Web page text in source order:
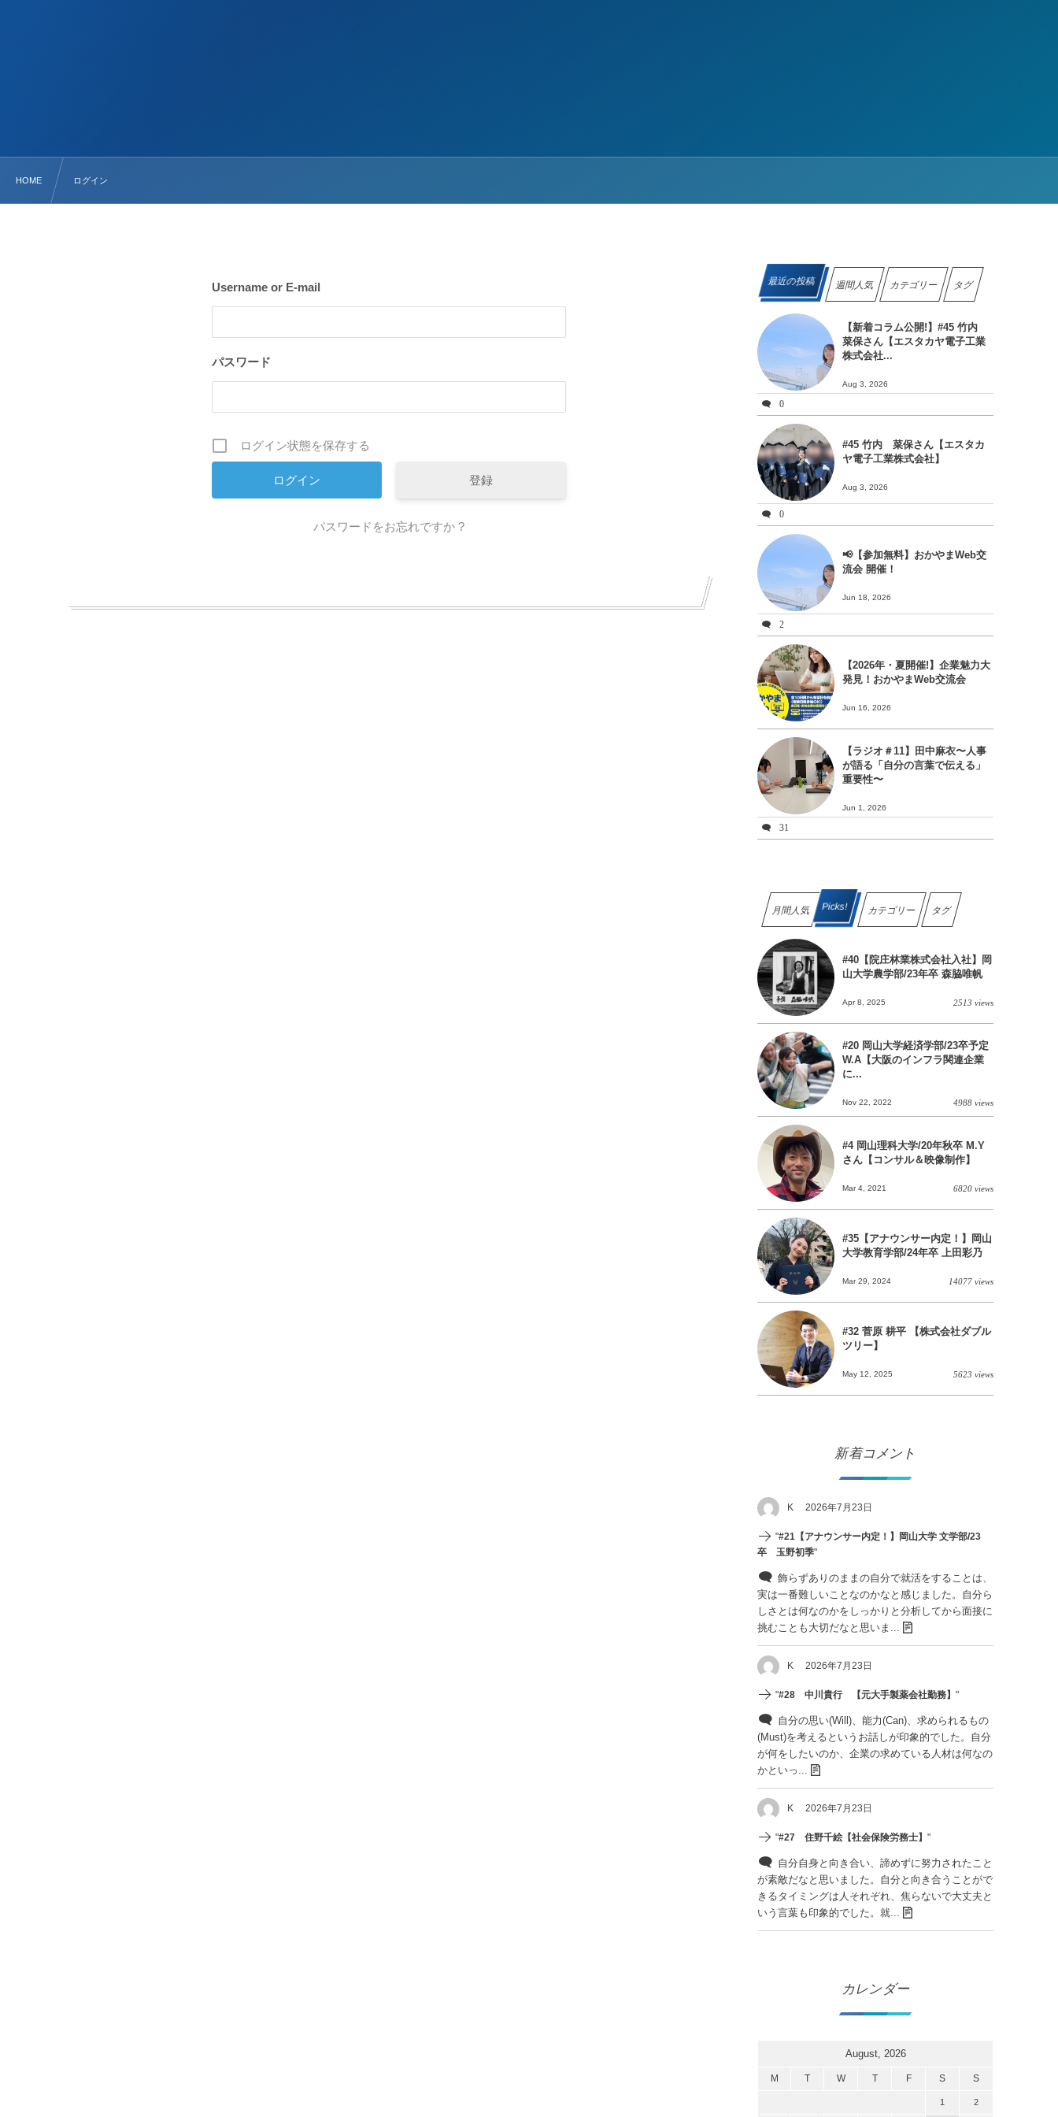
HOME ログイン
Username or E-mail
パスワード
ログイン状態を保存する
登録
パスワードをお忘れですか ?
最近の投稿 週間人気 カテゴリー タグ
【新着コラム公開!】#45 竹内
菜保さん【エスタカヤ電子工業
株式会社...
Aug 3, 2026
0
#45 竹内 菜保さん【エスタカ
ヤ電子工業株式会社】
Aug 3, 2026
0
📢【参加無料】おかやまWeb交
流会 開催！
Jun 18, 2026
2
【2026年・夏開催!】企業魅力大
発見！おかやまWeb交流会
Jun 16, 2026
【ラジオ＃11】田中麻衣〜人事
が語る「自分の言葉で伝える」
重要性〜
Jun 1, 2026
31
月間人気 Picks! カテゴリー タグ
#40【院庄林業株式会社入社】岡
山大学農学部/23年卒 森脇唯帆
Apr 8, 2025 2513 views
#20 岡山大学経済学部/23卒予定
W.A【大阪のインフラ関連企業
に...
Nov 22, 2022 4988 views
#4 岡山理科大学/20年秋卒 M.Y
さん【コンサル＆映像制作】
Mar 4, 2021 6820 views
#35【アナウンサー内定！】岡山
大学教育学部/24年卒 上田彩乃
Mar 29, 2024 14077 views
#32 菅原 耕平 【株式会社ダブル
ツリー】
May 12, 2025 5623 views
新着コメント
K 2026年7月23日
"#21【アナウンサー内定！】岡山大学 文学部/23
卒 玉野初季"
飾らずありのままの自分で就活をすることは、
実は一番難しいことなのかなと感じました。自分ら
しさとは何なのかをしっかりと分析してから面接に
挑むことも大切だなと思いま...
K 2026年7月23日
"#28 中川貴行 【元大手製薬会社勤務】 "
自分の思い(Will)、能力(Can)、求められるもの
(Must)を考えるというお話しが印象的でした。自分
が何をしたいのか、企業の求めている人材は何なの
かといっ...
K 2026年7月23日
"#27 住野千絵【社会保険労務士】 "
自分自身と向き合い、諦めずに努力されたこと
が素敵だなと思いました。自分と向き合うことがで
きるタイミングは人それぞれ、焦らないで大丈夫と
いう言葉も印象的でした。就...
カレンダー
August, 2026
M T W T F S S
1 2